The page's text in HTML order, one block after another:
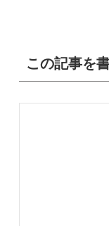
この記事を